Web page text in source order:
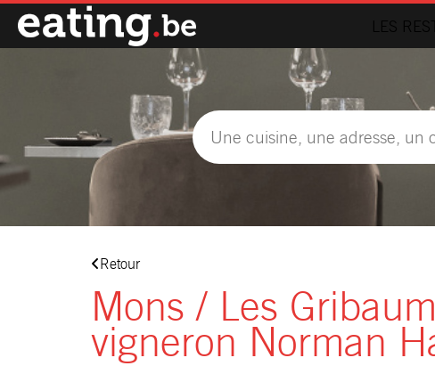
LES
Retour
Mons / Les
vigneron Norman